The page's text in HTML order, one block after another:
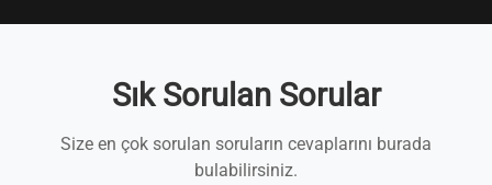
Sık Sorulan Sorular
Size en çok sorulan soruların cevaplarını burada
bulabilirsiniz.